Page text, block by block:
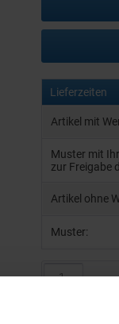
Lieferzeiten
Artikel mit
Muster mit
zur Freigabe
Artikel ohne
Muster: